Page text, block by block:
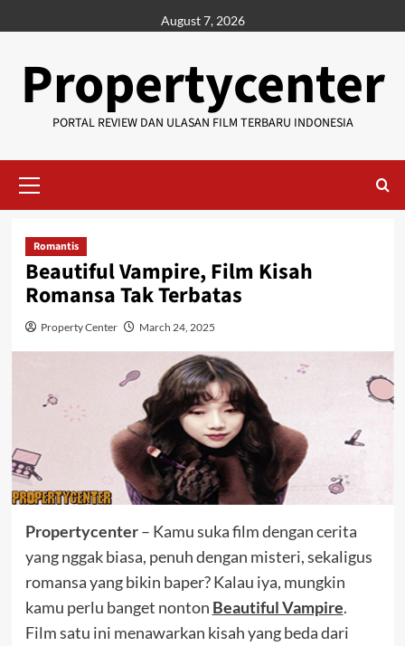
to
August 7, 2026
Propertycenter
PORTAL REVIEW DAN ULASAN FILM TERBARU INDONESIA
Menu
Romantis
Beautiful Vampire, Film Kisah
Romansa Tak Terbatas
Property Center March 24, 2025
Propertycenter– Kamu suka film dengan cerita
yang nggak biasa, penuh dengan misteri, sekaligus
romansa yang bikin baper? Kalau iya, mungkin
kamu perlu banget nonton Beautiful Vampire.
Film satu ini menawarkan kisah yang beda dari